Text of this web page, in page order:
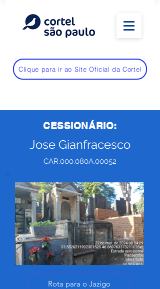
Clique para ir ao Site Oficial da Cortel
CESSIONÁRIO:
Jose Gianfracesco
CAR.000.080A.00052
Rota para o Jazigo